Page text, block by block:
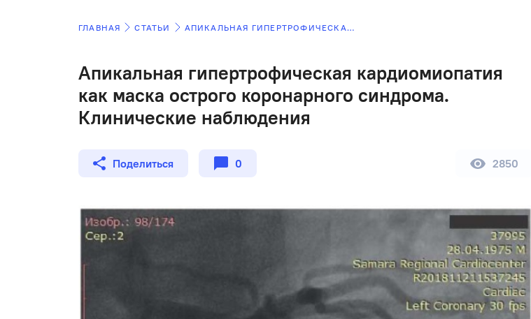
ГЛАВНАЯ СТАТЬИ АПИКАЛЬНАЯ ГИПЕРТРОФИЧЕСКАЯ КАРДИОМИОПАТИЯ КАК МАСКА ОСТРОГО КОРОНАРНОГО СИНДРОМА. КЛИНИЧЕСКИЕ НАБЛЮДЕНИЯ
Апикальная гипертрофическая кардиомиопатия
как маска острого коронарного синдрома.
Клинические наблюдения
Поделиться 0 2850